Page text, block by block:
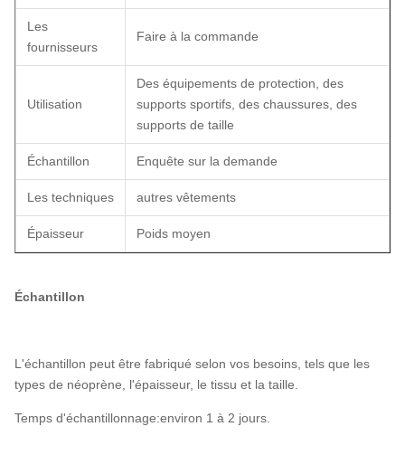
Les
fournisseurs
Faire à la commande
Utilisation
Des équipements de protection, des
supports sportifs, des chaussures, des
supports de taille
Échantillon Enquête sur la demande
Les techniques autres vêtements
Épaisseur Poids moyen
Échantillon
L'échantillon peut être fabriqué selon vos besoins, tels que les
types de néoprène, l'épaisseur, le tissu et la taille.
Temps d'échantillonnage:environ 1 à 2 jours.